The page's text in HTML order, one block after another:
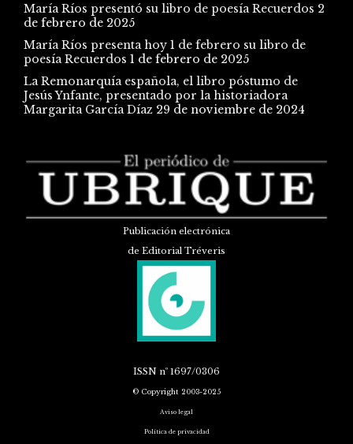
María Ríos presentó su libro de poesía Recuerdos 2
de febrero de 2025
María Ríos presenta hoy 1 de febrero su libro de
poesía Recuerdos 1 de febrero de 2025
La Remonarquía española, el libro póstumo de
Jesús Ynfante, presentado por la historiadora
Margarita García Díaz 29 de noviembre de 2024
Publicación electrónica
de Editorial Tréveris
ISSN nº 1697/0306
© Copyright 2003-2025
Aviso legal
Política de privacidad